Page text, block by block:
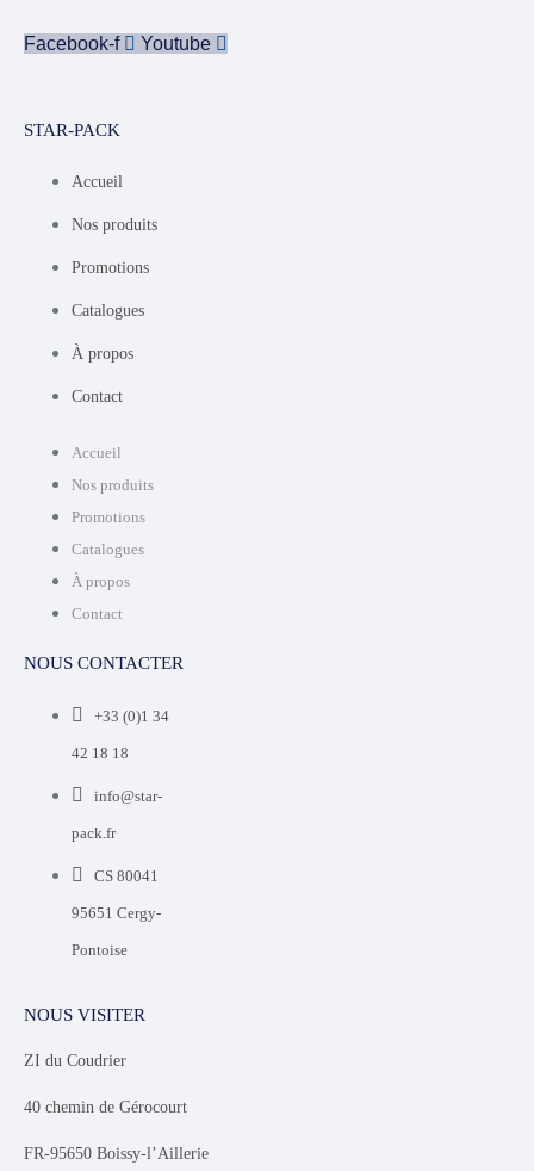
Facebook-f Youtube
STAR-PACK
Accueil
Nos produits
Promotions
Catalogues
À propos
Contact
Accueil
Nos produits
Promotions
Catalogues
À propos
Contact
NOUS CONTACTER
+33 (0)1 34
42 18 18
info@star-
pack.fr
CS 80041
95651 Cergy-
Pontoise
NOUS VISITER
ZI du Coudrier
40 chemin de Gérocourt
FR-95650 Boissy-l’Aillerie